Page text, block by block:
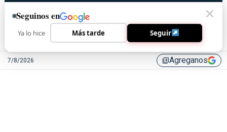
7/8/2026 library_addAgreganos
Seguinos en
Ya lo hice Más tarde Seguir